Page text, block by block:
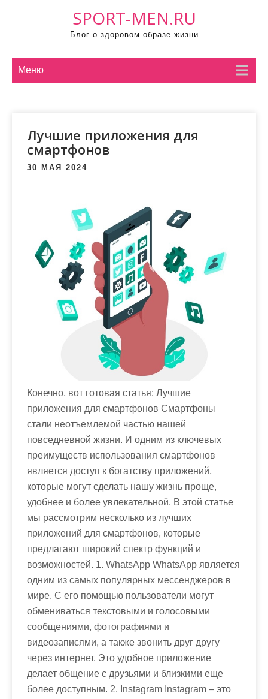
SPORT-MEN.RU
Блог о здоровом образе жизни
Меню
Лучшие приложения для
смартфонов
30 МАЯ 2024
Конечно, вот готовая статья: Лучшие
приложения для смартфонов Смартфоны
стали неотъемлемой частью нашей
повседневной жизни. И одним из ключевых
преимуществ использования смартфонов
является доступ к богатству приложений,
которые могут сделать нашу жизнь проще,
удобнее и более увлекательной. В этой статье
мы рассмотрим несколько из лучших
приложений для смартфонов, которые
предлагают широкий спектр функций и
возможностей. 1. WhatsApp WhatsApp является
одним из самых популярных мессенджеров в
мире. С его помощью пользователи могут
обмениваться текстовыми и голосовыми
сообщениями, фотографиями и
видеозаписями, а также звонить друг другу
через интернет. Это удобное приложение
делает общение с друзьями и близкими еще
более доступным. 2. Instagram Instagram – это